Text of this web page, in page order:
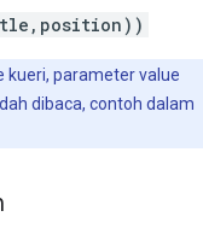
kueri, parameter value
dibaca, contoh dalam